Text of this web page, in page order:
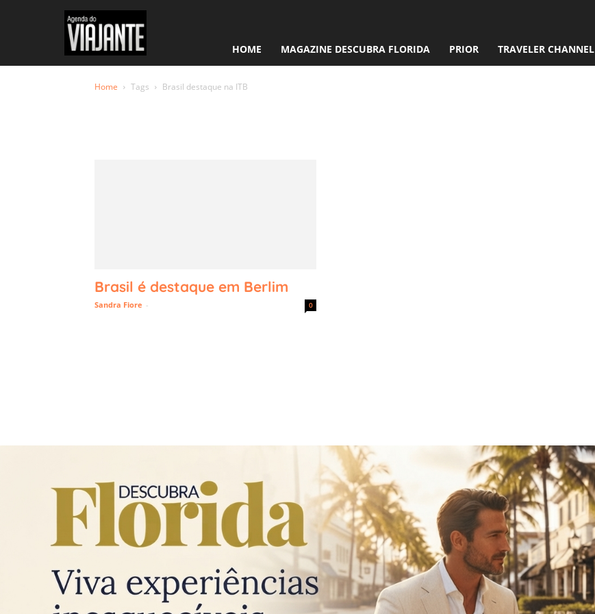
HOME MAGAZINE DESCUBRA FLORIDA PRIOR TRAVELER CHANNEL
Home Tags Brasil destaque na ITB
Tag: Brasil destaque na
Brasil é destaque em Berlim
Sandra Fiore - 0